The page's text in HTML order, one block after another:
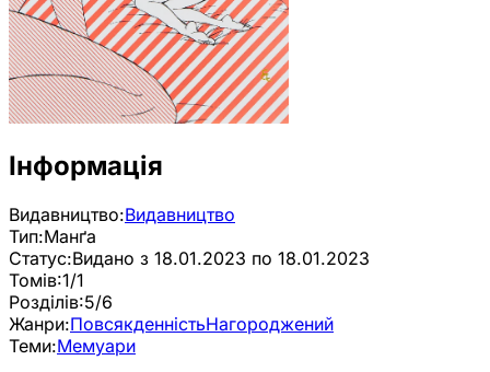
Інформація
Видавництво:Видавництво
Тип:Манґа
Статус:Видано з 18.01.2023 по 18.01.2023
Томів:1/1
Розділів:5/6
Жанри:ПовсякденністьНагороджений
Теми:Мемуари